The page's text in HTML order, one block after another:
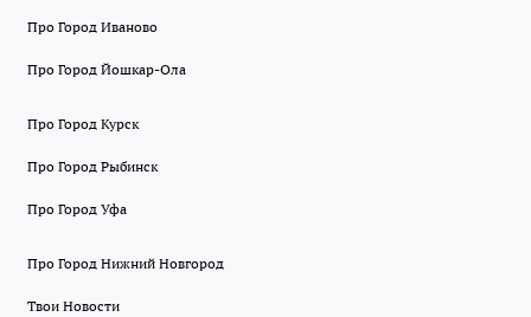
Про Город Иваново
Про Город Йошкар-Ола
Про Город Курск
Про Город Рыбинск
Про Город Уфа
Про Город Нижний Новгород
Твои Новости